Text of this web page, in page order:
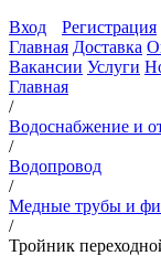
Вход
Регистрация
Главная Доставка
Вакансии Услуги
Главная
/
Водоснабжение и
/
Водопровод
/
Медные трубы и
/
Тройник